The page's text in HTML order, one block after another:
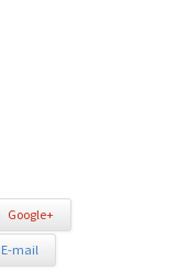
Google+
E-mail